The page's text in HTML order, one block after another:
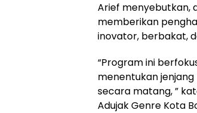
Arief menyebutkan,
memberikan
inovator, berbakat,
“Program ini
menentukan
secara matang, ”
Adujak Genre Kota